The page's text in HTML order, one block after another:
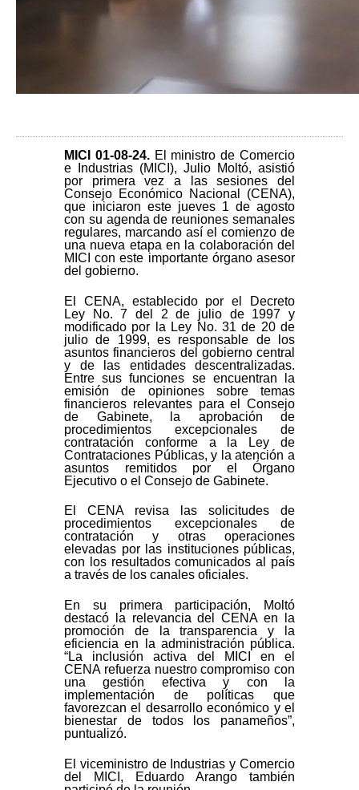
MICI 01-08-24. El ministro de Comercio
e Industrias (MICI), Julio Moltó, asistió
por primera vez a las sesiones del
Consejo Económico Nacional (CENA),
que iniciaron este jueves 1 de agosto
con su agenda de reuniones semanales
regulares, marcando así el comienzo de
una nueva etapa en la colaboración del
MICI con este importante órgano asesor
del gobierno.
El CENA, establecido por el Decreto
Ley No. 7 del 2 de julio de 1997 y
modificado por la Ley No. 31 de 20 de
julio de 1999, es responsable de los
asuntos financieros del gobierno central
y de las entidades descentralizadas.
Entre sus funciones se encuentran la
emisión de opiniones sobre temas
financieros relevantes para el Consejo
de Gabinete, la aprobación de
procedimientos excepcionales de
contratación conforme a la Ley de
Contrataciones Públicas, y la atención a
asuntos remitidos por el Órgano
Ejecutivo o el Consejo de Gabinete.
El CENA revisa las solicitudes de
procedimientos excepcionales de
contratación y otras operaciones
elevadas por las instituciones públicas,
con los resultados comunicados al país
a través de los canales oficiales.
En su primera participación, Moltó
destacó la relevancia del CENA en la
promoción de la transparencia y la
eficiencia en la administración pública.
“La inclusión activa del MICI en el
CENA refuerza nuestro compromiso con
una gestión efectiva y con la
implementación de políticas que
favorezcan el desarrollo económico y el
bienestar de todos los panameños”,
puntualizó.
El viceministro de Industrias y Comercio
del MICI, Eduardo Arango también